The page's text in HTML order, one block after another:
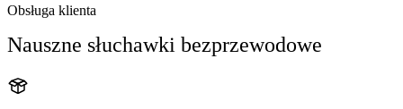
Obsługa klienta
Nauszne słuchawki bezprzewodowe